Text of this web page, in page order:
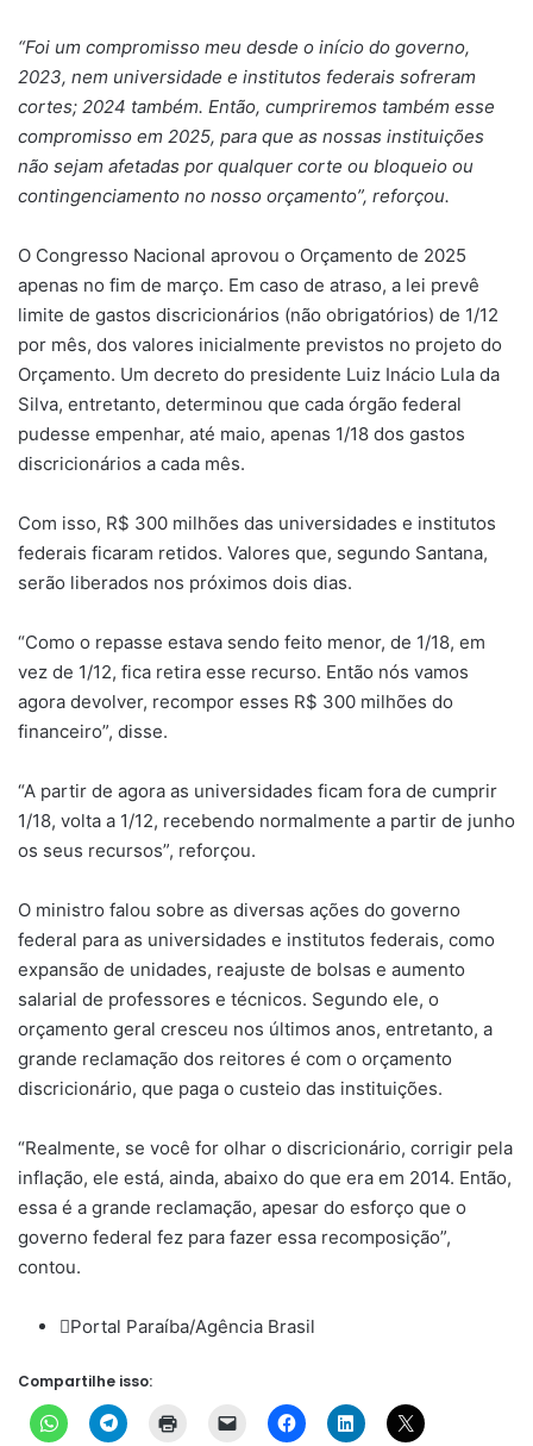
“Foi um compromisso meu desde o início do governo,
2023, nem universidade e institutos federais sofreram
cortes; 2024 também. Então, cumpriremos também esse
compromisso em 2025, para que as nossas instituições
não sejam afetadas por qualquer corte ou bloqueio ou
contingenciamento no nosso orçamento”, reforçou.
O Congresso Nacional aprovou o Orçamento de 2025
apenas no fim de março. Em caso de atraso, a lei prevê
limite de gastos discricionários (não obrigatórios) de 1/12
por mês, dos valores inicialmente previstos no projeto do
Orçamento. Um decreto do presidente Luiz Inácio Lula da
Silva, entretanto, determinou que cada órgão federal
pudesse empenhar, até maio, apenas 1/18 dos gastos
discricionários a cada mês.
Com isso, R$ 300 milhões das universidades e institutos
federais ficaram retidos. Valores que, segundo Santana,
serão liberados nos próximos dois dias.
“Como o repasse estava sendo feito menor, de 1/18, em
vez de 1/12, fica retira esse recurso. Então nós vamos
agora devolver, recompor esses R$ 300 milhões do
financeiro”, disse.
“A partir de agora as universidades ficam fora de cumprir
1/18, volta a 1/12, recebendo normalmente a partir de junho
os seus recursos”, reforçou.
O ministro falou sobre as diversas ações do governo
federal para as universidades e institutos federais, como
expansão de unidades, reajuste de bolsas e aumento
salarial de professores e técnicos. Segundo ele, o
orçamento geral cresceu nos últimos anos, entretanto, a
grande reclamação dos reitores é com o orçamento
discricionário, que paga o custeio das instituições.
“Realmente, se você for olhar o discricionário, corrigir pela
inflação, ele está, ainda, abaixo do que era em 2014. Então,
essa é a grande reclamação, apesar do esforço que o
governo federal fez para fazer essa recomposição”,
contou.
Portal Paraíba/Agência Brasil
Compartilhe isso: